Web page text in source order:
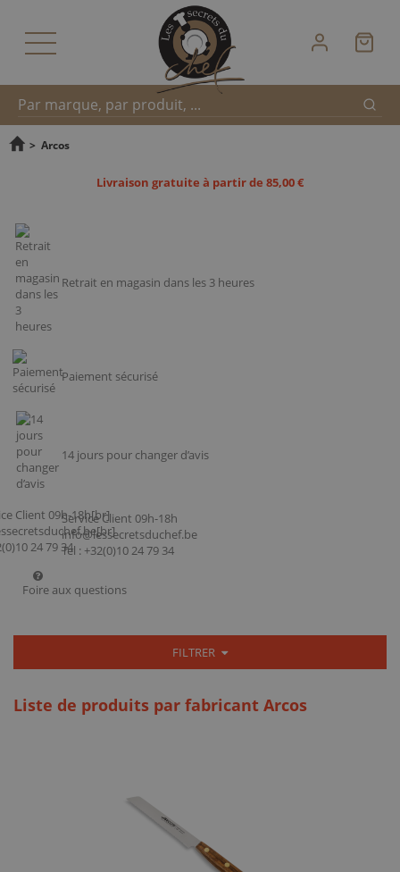
Recherche
> Arcos
Livraison gratuite à partir de 85,00 €
Retrait en magasin dans les 3 heures
Paiement sécurisé
14 jours pour changer d’avis
Service Client 09h-18h
info@lessecretsduchef.be
Tel : +32(0)10 24 79 34
Foire aux questions
FILTRER
Liste de produits par fabricant Arcos